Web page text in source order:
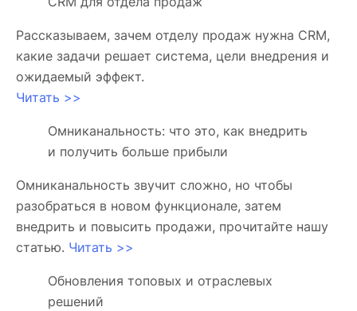
Рассказываем, зачем отделу продаж нужна CRM,
какие задачи решает система, цели внедрения и
ожидаемый эффект.
Читать >>
Омниканальность: что это, как внедрить
и получить больше прибыли
Омниканальность звучит сложно, но чтобы
разобраться в новом функционале, затем
внедрить и повысить продажи, прочитайте нашу
статью. Читать >>
Обновления топовых и отраслевых
решений